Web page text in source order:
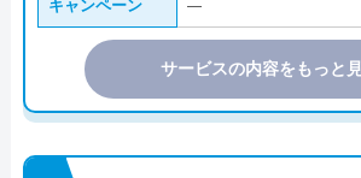
キャンペーン ―
サービスの内容をもっと